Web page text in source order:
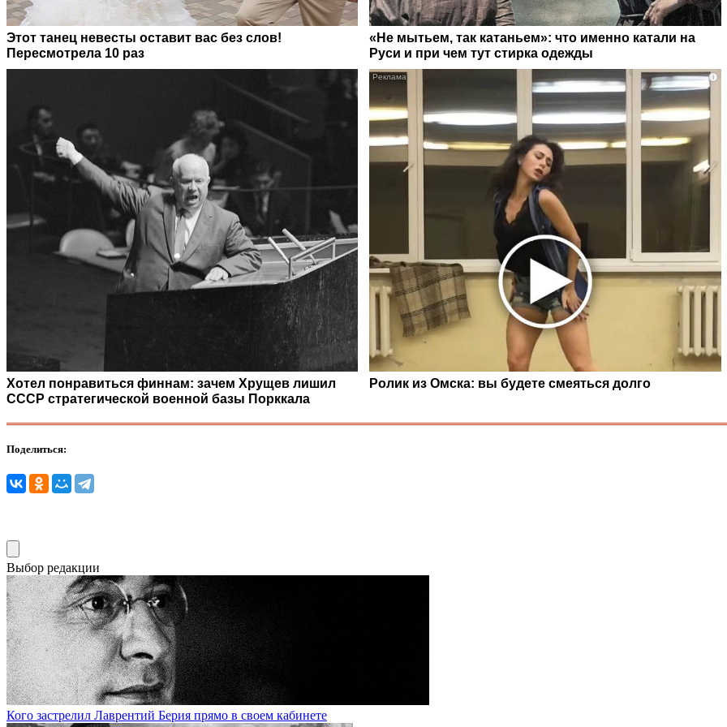
Этот танец невесты оставит вас без слов!
Пересмотрела 10 раз
«Не мытьем, так катаньем»: что именно катали на
Руси и при чем тут стирка одежды
Хотел понравиться финнам: зачем Хрущев лишил
СССР стратегической военной базы Порккала
i
Ролик из Омска: вы будете смеяться долго
Поделиться:
Выбор редакции
Кого застрелил Лаврентий Берия прямо в своем кабинете